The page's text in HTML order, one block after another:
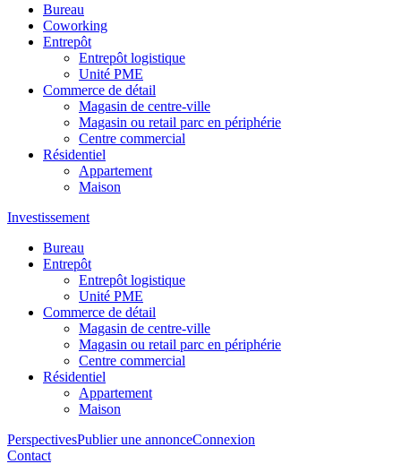
Bureau
Coworking
Entrepôt
Entrepôt logistique
Unité PME
Commerce de détail
Magasin de centre-ville
Magasin ou retail parc en périphérie
Centre commercial
Résidentiel
Appartement
Maison
Investissement
Bureau
Entrepôt
Entrepôt logistique
Unité PME
Commerce de détail
Magasin de centre-ville
Magasin ou retail parc en périphérie
Centre commercial
Résidentiel
Appartement
Maison
PerspectivesPublier une annonceConnexion
Contact